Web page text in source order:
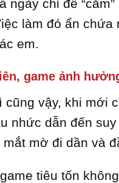
ngày chỉ để
làm đó ẩn
em.
game ảnh
cũng vậy, khi mới
nhức dẫn đến
mắt mờ đi dần và
tiêu tốn